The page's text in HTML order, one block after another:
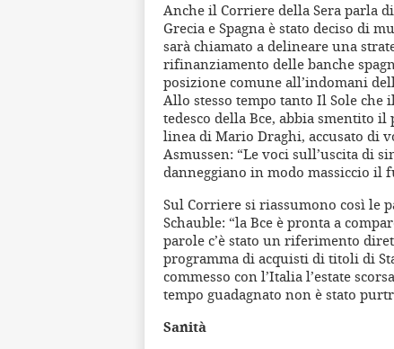
Anche il Corriere della Sera parla
Grecia e Spagna è stato deciso di
sarà chiamato a delineare una
rifinanziamento delle banche
posizione comune all’indomani
Allo stesso tempo tanto Il Sole che
tedesco della Bce, abbia smentito
linea di Mario Draghi, accusato di
Asmussen: “Le voci sull’uscita di
danneggiano in modo massiccio il
Sul Corriere si riassumono così le
Schauble: “la Bce è pronta a
parole c’è stato un riferimento
programma di acquisti di titoli di
commesso con l’Italia l’estate
tempo guadagnato non è stato
Sanità